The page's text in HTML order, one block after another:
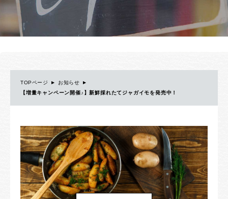
TOPページ
お知らせ
【増量キャンペーン開催♪】新鮮採れたてジャガイモを発売中！